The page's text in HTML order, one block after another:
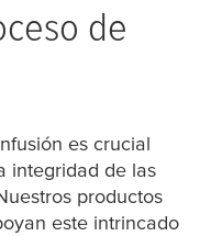
de
es crucial
integridad de las
productos
este intrincado